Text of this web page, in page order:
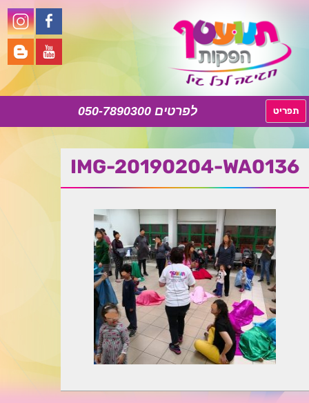
050-7890300 תפריט
לתוכן
IMG-20190204-WA0136